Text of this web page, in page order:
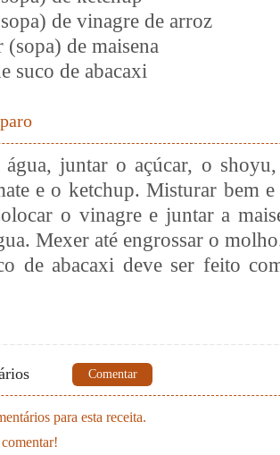
de vinagre de arroz
(sopa) de maisena
suco de abacaxi
água, juntar o açúcar, o
e o ketchup. Misturar bem
o vinagre e juntar a
Mexer até engrossar o
de abacaxi deve ser feito
Comentar
para esta receita.